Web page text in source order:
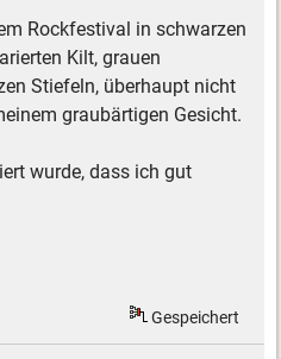
Rockfestival in schwarzen
Kilt, grauen
Stiefeln, überhaupt nicht
graubärtigen Gesicht.
wurde, dass ich gut
Gespeichert